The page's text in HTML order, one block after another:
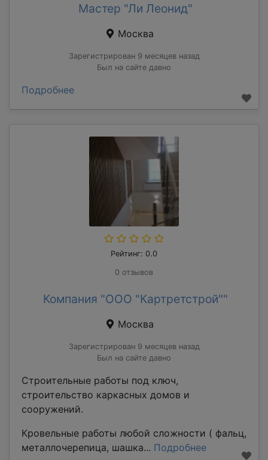
Мастер "Ли Леонид"
Москва
Зарегистрирован 9 месяцев назад
Был на сайте давно
Подробнее
Рейтинг: 0.0
0 отзывов
Компания "ООО "Картретстрой""
Москва
Зарегистрирован 9 месяцев назад
Был на сайте давно
Строительные работы под ключ,
строительство каркасных домов и
сооружений.
Кровельные работы любой сложности ( фальц,
металлочерепица, шашка... Подробнее